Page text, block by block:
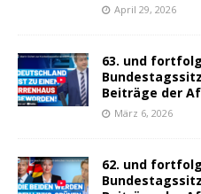
April 29, 2026
63. und
Beiträge der
März 6, 2026
62. und